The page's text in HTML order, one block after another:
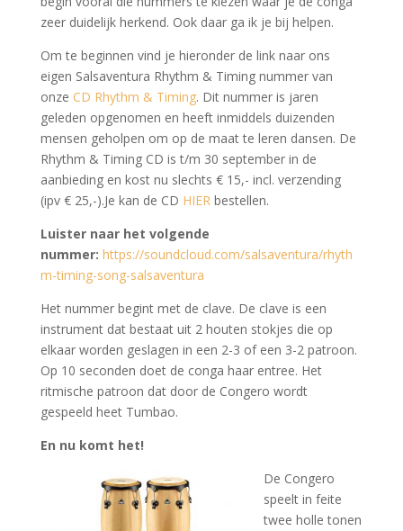
zeer duidelijk herkend. Ook daar ga ik je bij helpen.
Om te beginnen vind je hieronder de link naar ons
eigen Salsaventura Rhythm & Timing nummer van
onze CD Rhythm & Timing. Dit nummer is jaren
geleden opgenomen en heeft inmiddels duizenden
mensen geholpen om op de maat te leren dansen. De
Rhythm & Timing CD is t/m 30 september in de
aanbieding en kost nu slechts € 15,- incl. verzending
(ipv € 25,-).Je kan de CD HIERbestellen.
Luister naar het volgende
nummer: https://soundcloud.com/salsaventura/rhyth
m-timing-song-salsaventura
Het nummer begint met de clave. De clave is een
instrument dat bestaat uit 2 houten stokjes die op
elkaar worden geslagen in een 2-3 of een 3-2 patroon.
Op 10 seconden doet de conga haar entree. Het
ritmische patroon dat door de Congero wordt
gespeeld heet Tumbao.
En nu komt het!
De Congero
speelt in feite
twee holle tonen